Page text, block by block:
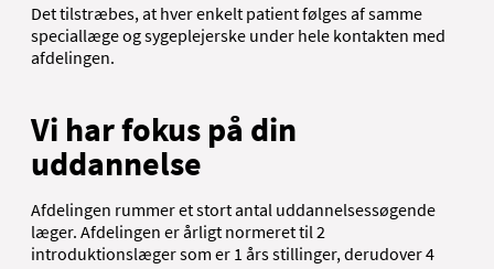
Det tilstræbes, at hver enkelt patient følges af samme
speciallæge og sygeplejerske under hele kontakten med
afdelingen.
Vi har fokus på din
uddannelse
Afdelingen rummer et stort antal uddannelsessøgende
læger. Afdelingen er årligt normeret til 2
introduktionslæger som er 1 års stillinger, derudover 4